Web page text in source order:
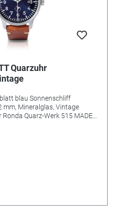
Quarzuhr
blau Sonnenschliff
mm, Mineralglas, Vintage
Ronda Quarz-Werk 515 MADE